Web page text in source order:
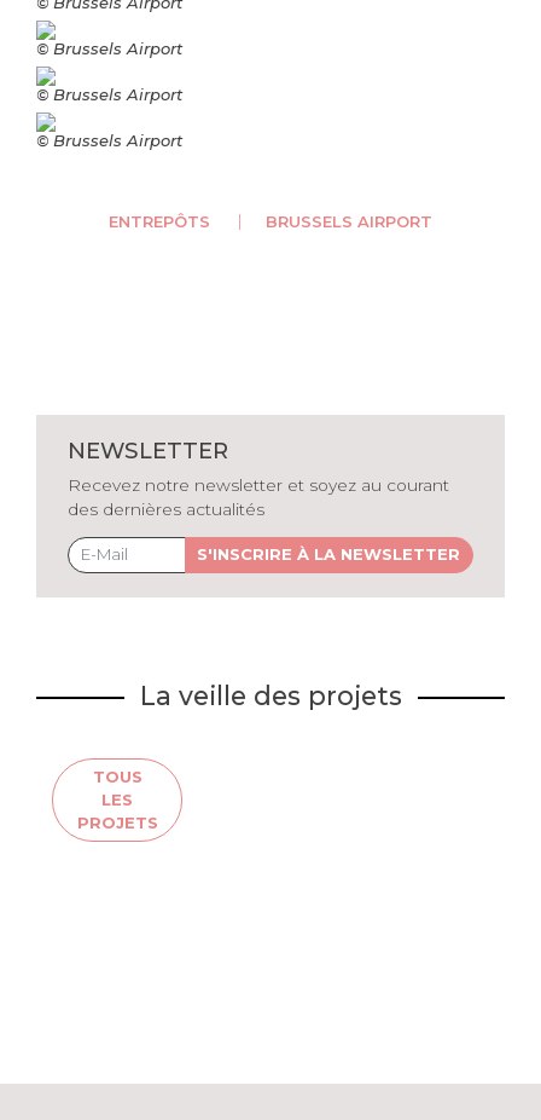
© Brussels Airport
© Brussels Airport
© Brussels Airport
ENTREPÔTS BRUSSELS AIRPORT
NEWSLETTER
Recevez notre newsletter et soyez au courant
des dernières actualités
S'INSCRIRE À LA NEWSLETTER
La veille des projets
TOUS
LES
PROJETS